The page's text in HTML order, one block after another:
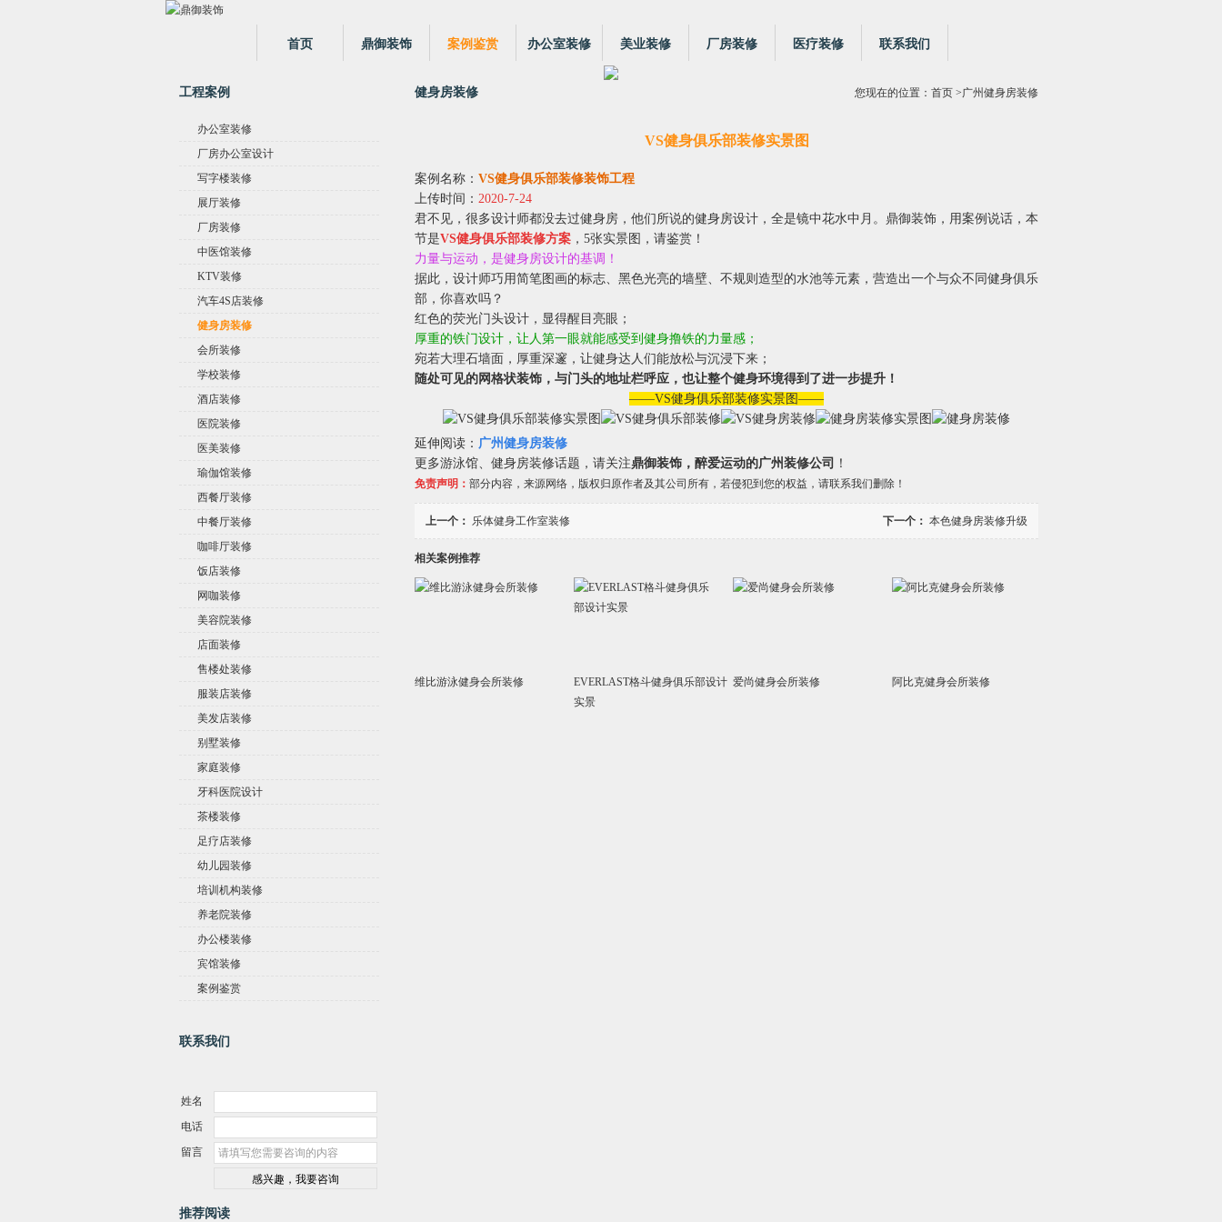
首页 鼎御装饰 案例鉴赏 办公室装修 美业装修 厂房装修 医疗装修 联系我们
工程案例
办公室装修
厂房办公室设计
写字楼装修
展厅装修
厂房装修
中医馆装修
KTV装修
汽车4S店装修
健身房装修
会所装修
学校装修
酒店装修
医院装修
医美装修
瑜伽馆装修
西餐厅装修
中餐厅装修
咖啡厅装修
饭店装修
网咖装修
美容院装修
店面装修
售楼处装修
服装店装修
美发店装修
别墅装修
家庭装修
牙科医院设计
茶楼装修
足疗店装修
幼儿园装修
培训机构装修
养老院装修
办公楼装修
宾馆装修
案例鉴赏
联系我们
姓名
电话
留言
推荐阅读
健身房装修 您现在的位置： 首页 >广州健身房装修
VS健身俱乐部装修实景图
案例名称： VS健身俱乐部装修装饰工程
上传时间： 2020-7-24
君不见，很多设计师都没去过健身房，他们所说的健身房设计，全是镜中花水中月。鼎御装饰，用案例说话，本
节是VS健身俱乐部装修方案 ，5张实景图，请鉴赏！
力量与运动，是健身房设计的基调！
据此，设计师巧用简笔图画的标志、黑色光亮的墙壁、不规则造型的水池等元素，营造出一个与众不同健身俱乐
部，你喜欢吗？
红色的荧光门头设计，显得醒目亮眼；
厚重的铁门设计，让人第一眼就能感受到健身撸铁的力量感；
宛若大理石墙面，厚重深邃，让健身达人们能放松与沉浸下来；
随处可见的网格状装饰，与门头的地址栏呼应，也让整个健身环境得到了进一步提升！
——VS健身俱乐部装修实景图——
延伸阅读： 广州健身房装修
更多游泳馆、健身房装修话题，请关注鼎御装饰，醉爱运动的广州装修公司 ！
免责声明： 部分内容，来源网络，版权归原作者及其公司所有，若侵犯到您的权益，请联系我们删除！
上一个： 乐体健身工作室装修 下一个： 本色健身房装修升级
相关案例推荐
维比游泳健身会所装修
EVERLAST格斗健身俱乐部设计
实景
爱尚健身会所装修 阿比克健身会所装修